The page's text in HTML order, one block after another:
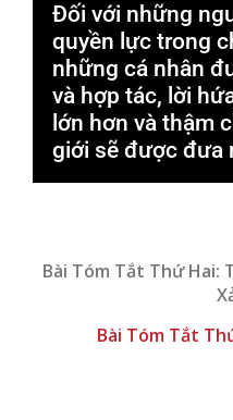
Đối với những
quyền lực trong
những cá nhân
và hợp tác, lời
lớn hơn và thậm
giới sẽ được đưa
Bài Tóm Tắt Thứ Hai:
Bài Tóm Tắt